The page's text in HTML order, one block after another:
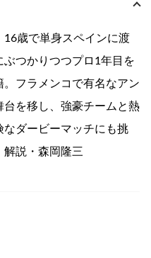
16歳で単身スペインに渡
つかりつつプロ1年目を
フラメンコで有名なアン
を移し、強豪チームと熱
なダービーマッチにも挑
解説・森岡隆三